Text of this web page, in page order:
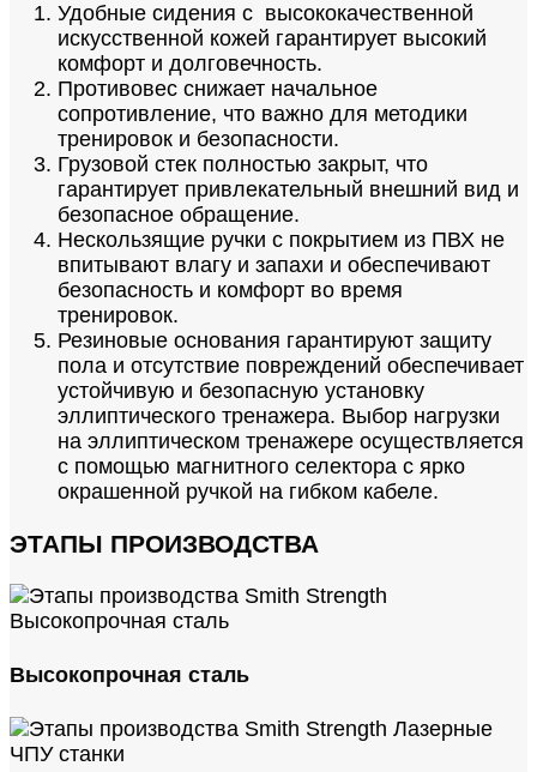
Удобные сидения с высококачественной
искусственной кожей гарантирует высокий
комфорт и долговечность.
Противовес снижает начальное
сопротивление, что важно для методики
тренировок и безопасности.
Грузовой стек полностью закрыт, что
гарантирует привлекательный внешний вид и
безопасное обращение.
Нескользящие ручки с покрытием из ПВХ не
впитывают влагу и запахи и обеспечивают
безопасность и комфорт во время
тренировок.
Резиновые основания гарантируют защиту
пола и отсутствие повреждений обеспечивает
устойчивую и безопасную установку
эллиптического тренажера. Выбор нагрузки
на эллиптическом тренажере осуществляется
с помощью магнитного селектора с ярко
окрашенной ручкой на гибком кабеле.
ЭТАПЫ ПРОИЗВОДСТВА
Высокопрочная сталь